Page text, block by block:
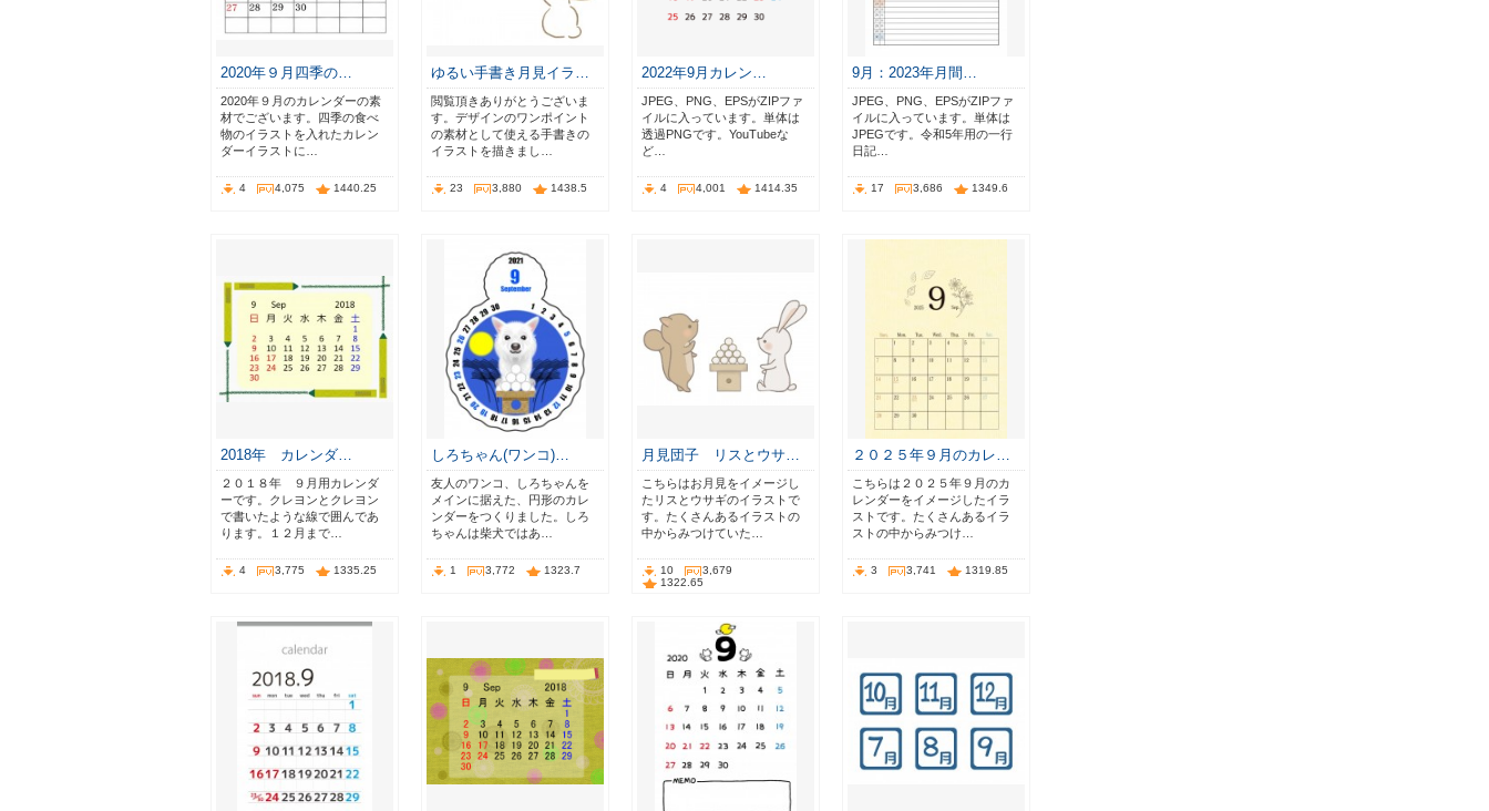
2020年９月四季の…
2020年９月のカレンダーの素
材でございます。四季の食べ
物のイラストを入れたカレン
ダーイラストに…
4 4,075 1440.25
ゆるい手書き月見イラ…
閲覧頂きありがとうございま
す。デザインのワンポイント
の素材として使える手書きの
イラストを描きまし…
23 3,880 1438.5
2022年9月カレン…
JPEG、PNG、EPSがZIPファ
イルに入っています。単体は
透過PNGです。YouTubeな
ど…
4 4,001 1414.35
9月：2023年月間…
JPEG、PNG、EPSがZIPファ
イルに入っています。単体は
JPEGです。令和5年用の一行
日記…
17 3,686 1349.6
2018年 カレンダ…
２０１８年 ９月用カレンダ
ーです。クレヨンとクレヨン
で書いたような線で囲んであ
ります。１２月まで…
4 3,775 1335.25
しろちゃん(ワンコ)…
友人のワンコ、しろちゃんを
メインに据えた、円形のカレ
ンダーをつくりました。しろ
ちゃんは柴犬ではあ…
1 3,772 1323.7
月見団子 リスとウサ…
こちらはお月見をイメージし
たリスとウサギのイラストで
す。たくさんあるイラストの
中からみつけていた…
10
3,679
1322.65
２０２５年９月のカレ…
こちらは２０２５年９月のカ
レンダーをイメージしたイラ
ストです。たくさんあるイラ
ストの中からみつけ…
3 3,741 1319.85